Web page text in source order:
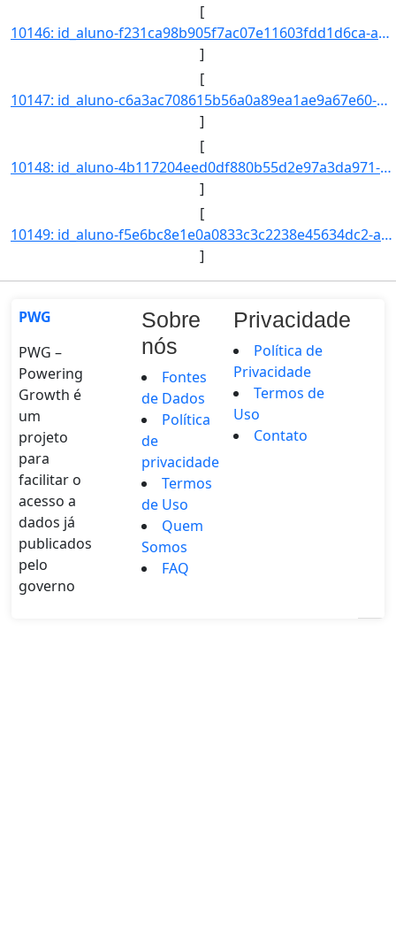
[
10146: id_aluno-f231ca98b905f7ac07e11603fdd1d6ca-aa_ingresso-2021-cd_curso-97-nm_qsl--nr_ch--nr_cr--nr_indi]
]
[
10147: id_aluno-c6a3ac708615b56a0a89ea1ae9a67e60-aa_ingresso-2021-cd_curso-97-nm_qsl--nr_ch--nr_cr--nr_indi]
]
[
10148: id_aluno-4b117204eed0df880b55d2e97a3da971-aa_ingresso-2021-cd_curso-97-nm_qsl--nr_ch--nr_cr--nr_indi]
]
[
10149: id_aluno-f5e6bc8e1e0a0833c3c2238e45634dc2-aa_ingresso-2021-cd_curso-97-nm_qsl--nr_ch--nr_cr--nr_indi]
]
PWG
PWG –
Powering
Growth é
um
projeto
para
facilitar o
acesso a
dados já
publicados
pelo
governo
Sobre
nós
Fontes
de Dados
Política
de
privacidade
Termos
de Uso
Quem
Somos
FAQ
Privacidade
Política de
Privacidade
Termos de
Uso
Contato